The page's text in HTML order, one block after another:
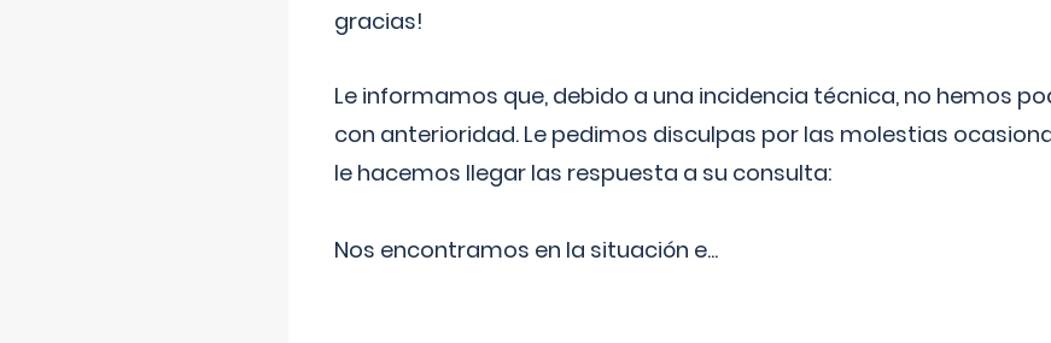
gracias!
Le informamos que, debido a una incidencia técnica, no hemos
con anterioridad. Le pedimos disculpas por las molestias
le hacemos llegar las respuesta a su consulta:
Nos encontramos en la situación e...